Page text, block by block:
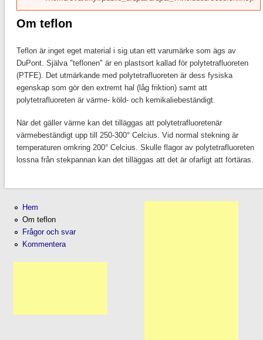
Om teflon
Teflon är inget eget material i sig utan ett varumärke som ägs av
DuPont. Själva "teflonen" är en plastsort kallad för polytetrafluoreten
(PTFE). Det utmärkande med polytetrafluoreten är dess fysiska
egenskap som gör den extremt hal (låg friktion) samt att
polytetrafluoreten är värme- köld- och kemikaliebeständigt.
När det gäller värme kan det tilläggas att polytetrafluoretenär
värmebeständigt upp till 250-300° Celcius. Vid normal stekning är
temperaturen omkring 200° Celcius. Skulle flagor av polytetrafluoreten
lossna från stekpannan kan det tilläggas att det är ofarligt att förtäras.
Hem
Om teflon
Frågor och svar
Kommentera